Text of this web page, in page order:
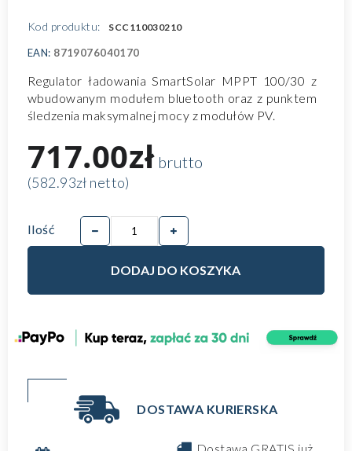
Kod produktu: SCC110030210
EAN: 8719076040170
Regulator ładowania SmartSolar MPPT 100/30 z
wbudowanym modułem bluetooth oraz z punktem
śledzenia maksymalnej mocy z modułów PV.
717.00złbrutto
(582.93zł netto)
Ilość
DODAJ DO KOSZYKA
DOSTAWA KURIERSKA
Dostawa GRATIS już